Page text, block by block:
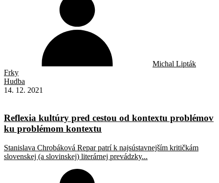
Michal Lipták
Frky
Hudba
14. 12. 2021
Reflexia kultúry pred cestou od kontextu problémov
ku problémom kontextu
Stanislava Chrobáková Repar patrí k najsústavnejším kritičkám
slovenskej (a slovinskej) literárnej prevádzky...